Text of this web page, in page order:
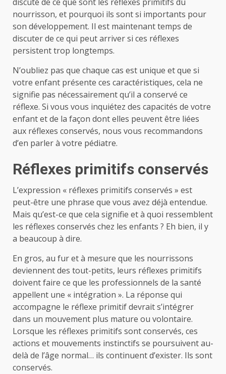
nourrisson, et pourquoi ils sont si importants pour
son développement. Il est maintenant temps de
discuter de ce qui peut arriver si ces réflexes
persistent trop longtemps.
N’oubliez pas que chaque cas est unique et que si
votre enfant présente ces caractéristiques, cela ne
signifie pas nécessairement qu’il a conservé ce
réflexe. Si vous vous inquiétez des capacités de votre
enfant et de la façon dont elles peuvent être liées
aux réflexes conservés, nous vous recommandons
d’en parler à votre pédiatre.
Réflexes primitifs conservés
L’expression « réflexes primitifs conservés » est
peut-être une phrase que vous avez déjà entendue.
Mais qu’est-ce que cela signifie et à quoi ressemblent
les réflexes conservés chez les enfants ? Eh bien, il y
a beaucoup à dire.
En gros, au fur et à mesure que les nourrissons
deviennent des tout-petits, leurs réflexes primitifs
doivent faire ce que les professionnels de la santé
appellent une « intégration ». La réponse qui
accompagne le réflexe primitif devrait s’intégrer
dans un mouvement plus mature ou volontaire.
Lorsque les réflexes primitifs sont conservés, ces
actions et mouvements instinctifs se poursuivent au-
delà de l’âge normal… ils continuent d’exister. Ils sont
conservés.